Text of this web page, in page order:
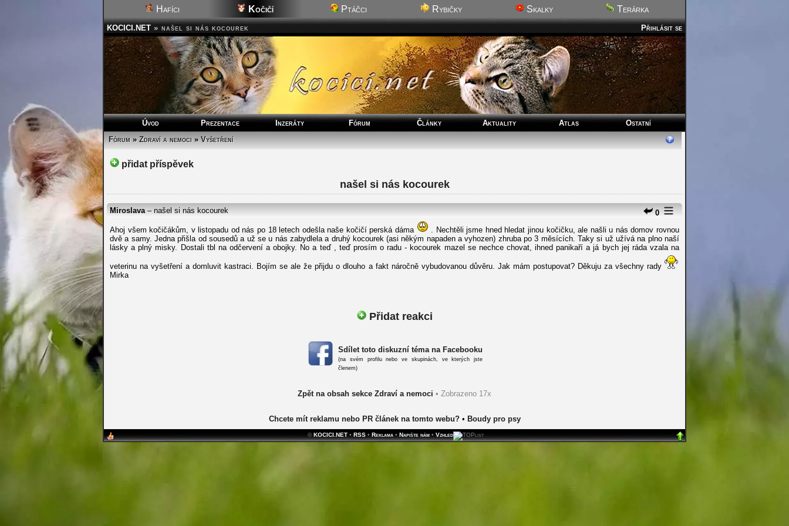
Hafíci Kočičí Ptáčci Rybičky Skalky Terárka
Přihlásit se
KOCICI.NET » našel si nás kocourek
Úvod Prezentace Inzeráty Fórum Články Aktuality Atlas
Ostatní
Fórum»Zdraví a nemoci»Vyšetření
přidat příspěvek
našel si nás kocourek
0
Miroslava– našel si nás kocourek
Ahoj všem kočičákům, v listopadu od nás po 18 letech odešla naše kočičí perská dáma
. Nechtěli jsme hned hledat jinou kočičku, ale našli u nás domov rovnou
dvě a samy. Jedna přišla od sousedů a už se u nás zabydlela a druhý kocourek (asi někým napaden a vyhozen) zhruba po 3 měsících. Taky si už užívá na plno naší
lásky a plný misky. Dostali tbl na odčervení a obojky. No a teď , teď prosím o radu - kocourek mazel se nechce chovat, ihned panikaří a já bych jej ráda vzala na
veterinu na vyšetření a domluvit kastraci. Bojím se ale že přijdu o dlouho a fakt náročně vybudovanou důvěru. Jak mám postupovat? Děkuju za všechny rady
Mirka
Přidat reakci
Sdílet toto diskuzní téma na Facebooku
(na svém profilu nebo ve skupinách, ve kterých jste
členem)
Zpět na obsah sekce Zdraví a nemoci • Zobrazeno 17x
Chcete mít reklamu nebo PR článek na tomto webu?• Boudy pro psy
©KOCICI.NET• RSS• Reklama• Napište nám• Vzhled